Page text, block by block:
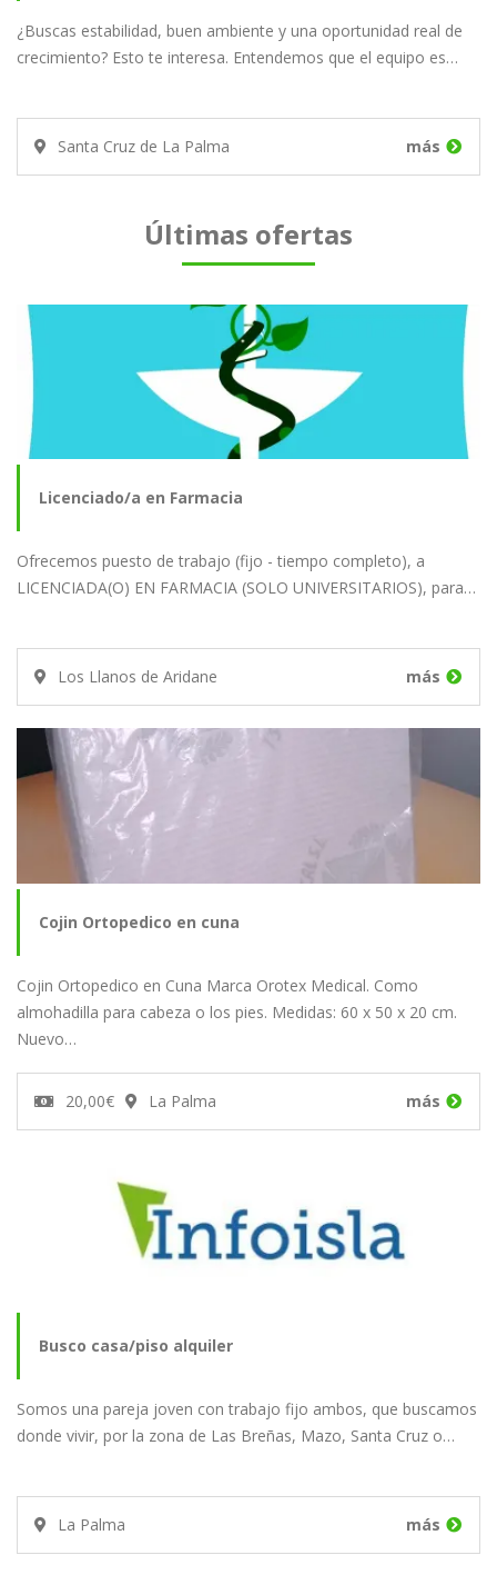
¿Buscas estabilidad, buen ambiente y una oportunidad real de
crecimiento? Esto te interesa. Entendemos que el equipo es…
Santa Cruz de La Palma más
Últimas ofertas
Licenciado/a en Farmacia
Ofrecemos puesto de trabajo (fijo - tiempo completo), a
LICENCIADA(O) EN FARMACIA (SOLO UNIVERSITARIOS), para…
Los Llanos de Aridane más
Cojin Ortopedico en cuna
Cojin Ortopedico en Cuna Marca Orotex Medical. Como
almohadilla para cabeza o los pies. Medidas: 60 x 50 x 20 cm.
Nuevo…
20,00€ La Palma más
Busco casa/piso alquiler
Somos una pareja joven con trabajo fijo ambos, que buscamos
donde vivir, por la zona de Las Breñas, Mazo, Santa Cruz o…
La Palma más